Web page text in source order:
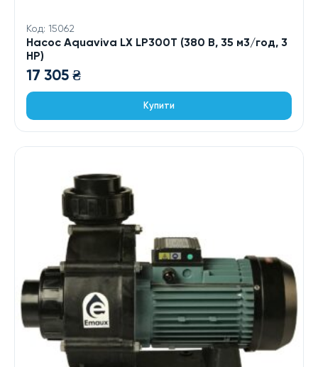
Код: 15062
Насос Aquaviva LX LP300T (380 В, 35 м3/год, 3
HP)
17 305₴
Купити